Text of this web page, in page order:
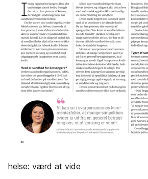
helse: værd at vide